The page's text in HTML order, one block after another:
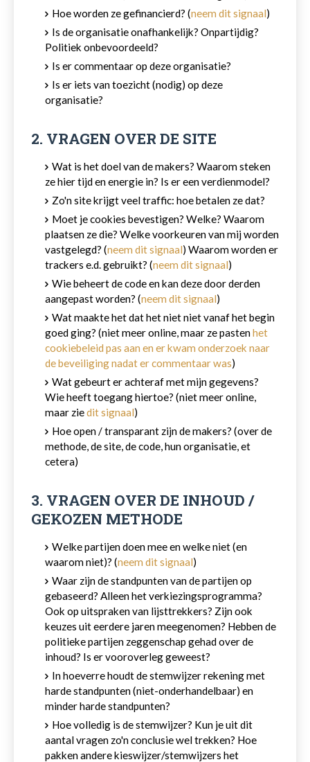
Hoe worden ze gefinancierd? (neem dit signaal)
Is de organisatie onafhankelijk? Onpartijdig?
Politiek onbevoordeeld?
Is er commentaar op deze organisatie?
Is er iets van toezicht (nodig) op deze
organisatie?
2. VRAGEN OVER DE SITE
Wat is het doel van de makers? Waarom steken
ze hier tijd en energie in? Is er een verdienmodel?
Zo'n site krijgt veel traffic: hoe betalen ze dat?
Moet je cookies bevestigen? Welke? Waarom
plaatsen ze die? Welke voorkeuren van mij worden
vastgelegd? (neem dit signaal) Waarom worden er
trackers e.d. gebruikt? (neem dit signaal)
Wie beheert de code en kan deze door derden
aangepast worden? (neem dit signaal)
Wat maakte het dat het niet niet vanaf het begin
goed ging? (niet meer online, maar ze pastenhet
cookiebeleid pas aan en er kwam onderzoek naar
de beveiliging nadat er commentaar was)
Wat gebeurt er achteraf met mijn gegevens?
Wie heeft toegang hiertoe? (niet meer online,
maar ziedit signaal)
Hoe open / transparant zijn de makers? (over de
methode, de site, de code, hun organisatie, et
cetera)
3. VRAGEN OVER DE INHOUD /
GEKOZEN METHODE
Welke partijen doen mee en welke niet (en
waarom niet)? (neem dit signaal)
Waar zijn de standpunten van de partijen op
gebaseerd? Alleen het verkiezingsprogramma?
Ook op uitspraken van lijsttrekkers? Zijn ook
keuzes uit eerdere jaren meegenomen? Hebben de
politieke partijen zeggenschap gehad over de
inhoud? Is er vooroverleg geweest?
In hoeverre houdt de stemwijzer rekening met
harde standpunten (niet-onderhandelbaar) en
minder harde standpunten?
Hoe volledig is de stemwijzer? Kun je uit dit
aantal vragen zo'n conclusie wel trekken? Hoe
pakken andere kieswijzer/stemwijzers het